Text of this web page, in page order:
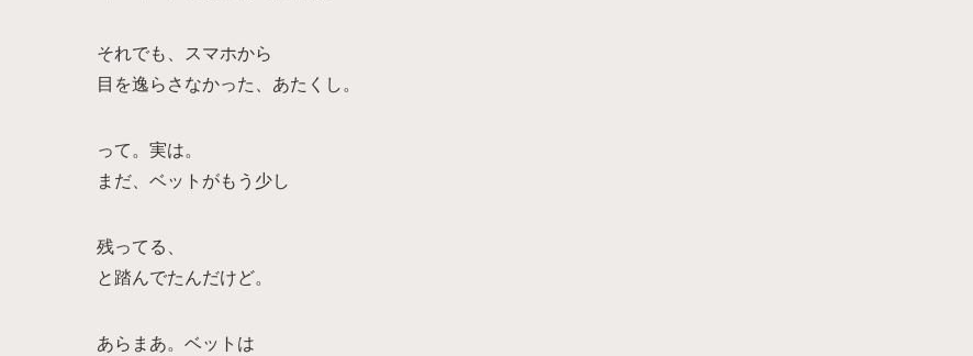
それでも、スマホから
目を逸らさなかった、あたくし。
って。実は。
まだ、ベットがもう少し
残ってる、
と踏んでたんだけど。
あらまあ。ベットは